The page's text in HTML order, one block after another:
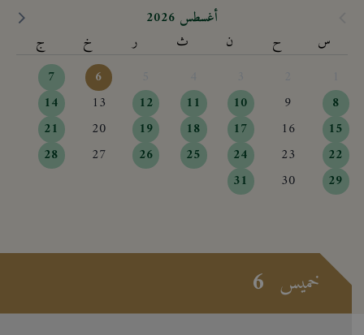
أغسطس 2026
س
ح ن ث ر خ
ج
6
7
8
9
10
11
12
13
14
15
16
17
18
19
20
21
22
23
24
25
26
27
28
29
30
31
خميس 6